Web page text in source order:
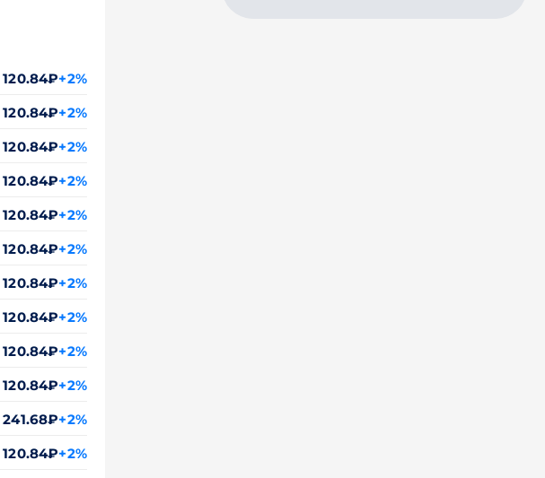
120.84₽+2%
120.84₽+2%
120.84₽+2%
120.84₽+2%
120.84₽+2%
120.84₽+2%
120.84₽+2%
120.84₽+2%
120.84₽+2%
120.84₽+2%
241.68₽+2%
120.84₽+2%